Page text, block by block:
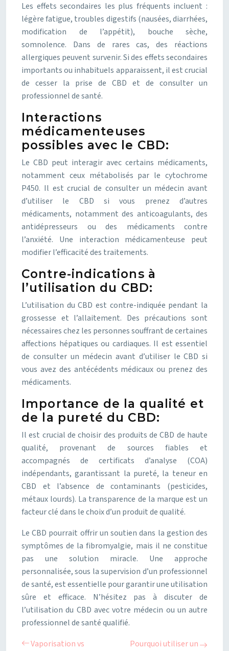
Les effets secondaires les plus fréquents incluent :
légère fatigue, troubles digestifs (nausées, diarrhées,
modification de l’appétit), bouche sèche,
somnolence. Dans de rares cas, des réactions
allergiques peuvent survenir. Si des effets secondaires
importants ou inhabituels apparaissent, il est crucial
de cesser la prise de CBD et de consulter un
professionnel de santé.
Interactions
médicamenteuses
possibles avec le CBD:
Le CBD peut interagir avec certains médicaments,
notamment ceux métabolisés par le cytochrome
P450. Il est crucial de consulter un médecin avant
d’utiliser le CBD si vous prenez d’autres
médicaments, notamment des anticoagulants, des
antidépresseurs ou des médicaments contre
l’anxiété. Une interaction médicamenteuse peut
modifier l’efficacité des traitements.
Contre-indications à
l’utilisation du CBD:
L’utilisation du CBD est contre-indiquée pendant la
grossesse et l’allaitement. Des précautions sont
nécessaires chez les personnes souffrant de certaines
affections hépatiques ou cardiaques. Il est essentiel
de consulter un médecin avant d’utiliser le CBD si
vous avez des antécédents médicaux ou prenez des
médicaments.
Importance de la qualité et
de la pureté du CBD:
Il est crucial de choisir des produits de CBD de haute
qualité, provenant de sources fiables et
accompagnés de certificats d’analyse (COA)
indépendants, garantissant la pureté, la teneur en
CBD et l’absence de contaminants (pesticides,
métaux lourds). La transparence de la marque est un
facteur clé dans le choix d’un produit de qualité.
Le CBD pourrait offrir un soutien dans la gestion des
symptômes de la fibromyalgie, mais il ne constitue
pas une solution miracle. Une approche
personnalisée, sous la supervision d’un professionnel
de santé, est essentielle pour garantir une utilisation
sûre et efficace. N’hésitez pas à discuter de
l’utilisation du CBD avec votre médecin ou un autre
professionnel de santé qualifié.
Vaporisation vs
Pourquoi utiliser un